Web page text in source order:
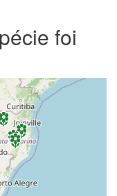
foi